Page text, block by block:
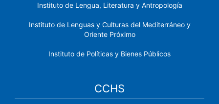
Instituto de Lengua, Literatura y Antropología
Instituto de Lenguas y Culturas del Mediterráneo y
Oriente Próximo
Instituto de Políticas y Bienes Públicos
CCHS